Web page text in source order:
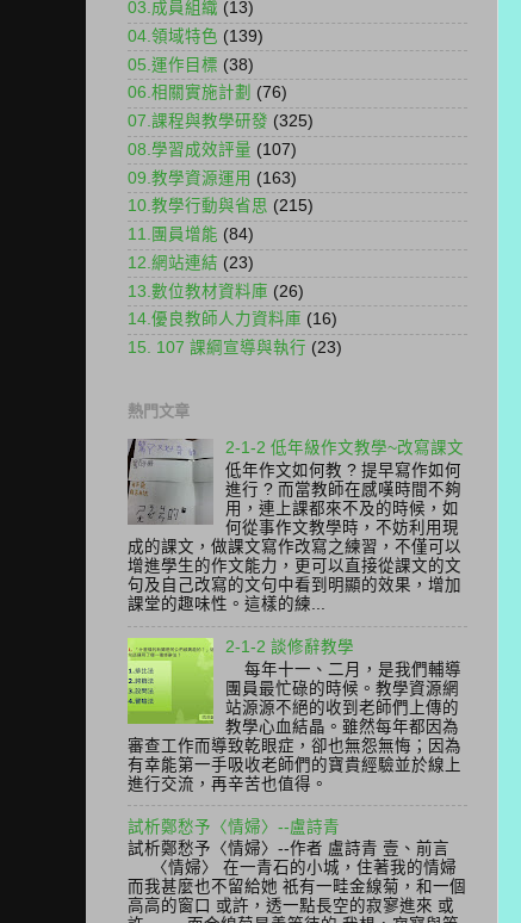
03.成員組織 (13)
04.領域特色 (139)
05.運作目標 (38)
06.相關實施計劃 (76)
07.課程與教學研發 (325)
08.學習成效評量 (107)
09.教學資源運用 (163)
10.教學行動與省思 (215)
11.團員增能 (84)
12.網站連結 (23)
13.數位教材資料庫 (26)
14.優良教師人力資料庫 (16)
15. 107 課綱宣導與執行 (23)
熱門文章
2-1-2 低年級作文教學~改寫課文
低年作文如何教 ? 提早寫作如何
進行 ? 而當教師在感嘆時間不夠
用，連上課都來不及的時候，如
何從事作文教學時，不妨利用現
成的課文，做課文寫作改寫之練習，不僅可以
增進學生的作文能力，更可以直接從課文的文
句及自己改寫的文句中看到明顯的效果，增加
課堂的趣味性。這樣的練...
2-1-2 談修辭教學
每年十一、二月，是我們輔導
團員最忙碌的時候。教學資源網
站源源不絕的收到老師們上傳的
教學心血結晶。雖然每年都因為
審查工作而導致乾眼症，卻也無怨無悔；因為
有幸能第一手吸收老師們的寶貴經驗並於線上
進行交流，再辛苦也值得。
試析鄭愁予〈情婦〉--盧詩青
試析鄭愁予〈情婦〉--作者 盧詩青 壹、前言
〈情婦〉 在一青石的小城，住著我的情婦
而我甚麼也不留給她 祇有一畦金線菊，和一個
高高的窗口 或許，透一點長空的寂寥進來 或